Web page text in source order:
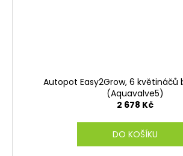
Autopot Easy2Grow, 6 květináčů
(Aquavalve5)
2 678 Kč
DO KOŠÍKU